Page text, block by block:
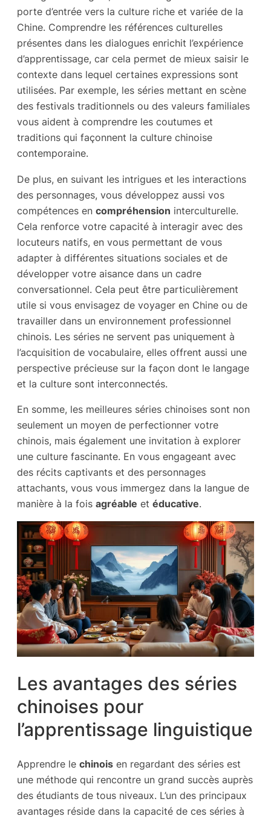
porte d’entrée vers la culture riche et variée de la
Chine. Comprendre les références culturelles
présentes dans les dialogues enrichit l’expérience
d’apprentissage, car cela permet de mieux saisir le
contexte dans lequel certaines expressions sont
utilisées. Par exemple, les séries mettant en scène
des festivals traditionnels ou des valeurs familiales
vous aident à comprendre les coutumes et
traditions qui façonnent la culture chinoise
contemporaine.
De plus, en suivant les intrigues et les interactions
des personnages, vous développez aussi vos
compétences en compréhension interculturelle.
Cela renforce votre capacité à interagir avec des
locuteurs natifs, en vous permettant de vous
adapter à différentes situations sociales et de
développer votre aisance dans un cadre
conversationnel. Cela peut être particulièrement
utile si vous envisagez de voyager en Chine ou de
travailler dans un environnement professionnel
chinois. Les séries ne servent pas uniquement à
l’acquisition de vocabulaire, elles offrent aussi une
perspective précieuse sur la façon dont le langage
et la culture sont interconnectés.
En somme, les meilleures séries chinoises sont non
seulement un moyen de perfectionner votre
chinois, mais également une invitation à explorer
une culture fascinante. En vous engageant avec
des récits captivants et des personnages
attachants, vous vous immergez dans la langue de
manière à la fois agréable et éducative.
Les avantages des séries
chinoises pour
l’apprentissage linguistique
Apprendre le chinois en regardant des séries est
une méthode qui rencontre un grand succès auprès
des étudiants de tous niveaux. L’un des principaux
avantages réside dans la capacité de ces séries à